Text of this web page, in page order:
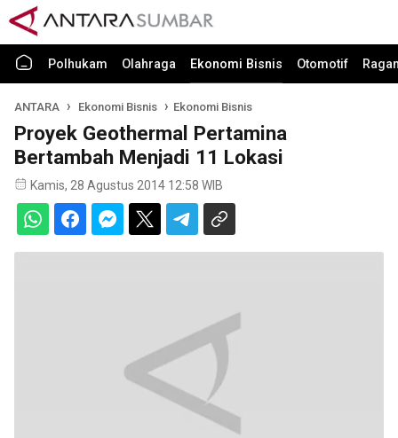
Polhukam Olahraga Ekonomi Bisnis Otomotif
ANTARA Ekonomi Bisnis Ekonomi Bisnis
Proyek Geothermal Pertamina
Bertambah Menjadi 11 Lokasi
Kamis, 28 Agustus 2014 12:58 WIB